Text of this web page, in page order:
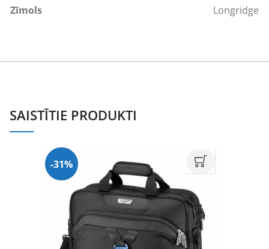
Zīmols Longridge
SAISTĪTIE PRODUKTI
-31%